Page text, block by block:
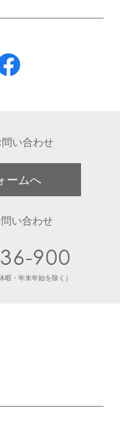
い合わせ
ームへ
い合わせ
900
・年末年始を除く）